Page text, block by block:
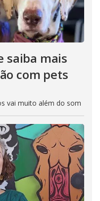
saiba mais
com pets
vai muito além do som